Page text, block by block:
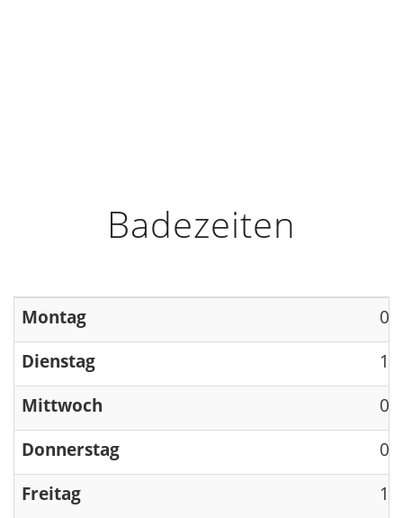
Badezeiten
Montag
Dienstag
Mittwoch
Donnerstag
Freitag